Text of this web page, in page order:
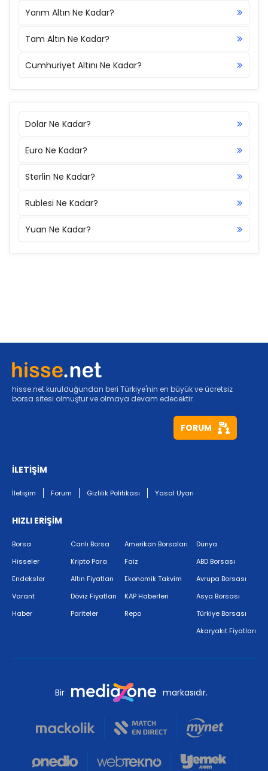
Yarım Altın Ne Kadar?
Tam Altın Ne Kadar?
Cumhuriyet Altını Ne Kadar?
Dolar Ne Kadar?
Euro Ne Kadar?
Sterlin Ne Kadar?
Rublesi Ne Kadar?
Yuan Ne Kadar?
hisse.net kurulduğundan beri Türkiye'nin en büyük ve ücretsiz
borsa sitesi olmuştur ve olmaya devam edecektir.
FORUM
İLETİŞİM
İletişim Forum Gizlilik Politikası Yasal Uyarı
HIZLI ERİŞİM
Borsa
Hisseler
Endeksler
Varant
Haber
Canlı Borsa
Kripto Para
Altın Fiyatları
Döviz Fiyatları
Pariteler
Amerikan Borsaları
Faiz
Ekonomik Takvim
KAP Haberleri
Repo
Dünya
ABD Borsası
Avrupa Borsası
Asya Borsası
Türkiye Borsası
Akaryakıt Fiyatları
Bir markasıdır.